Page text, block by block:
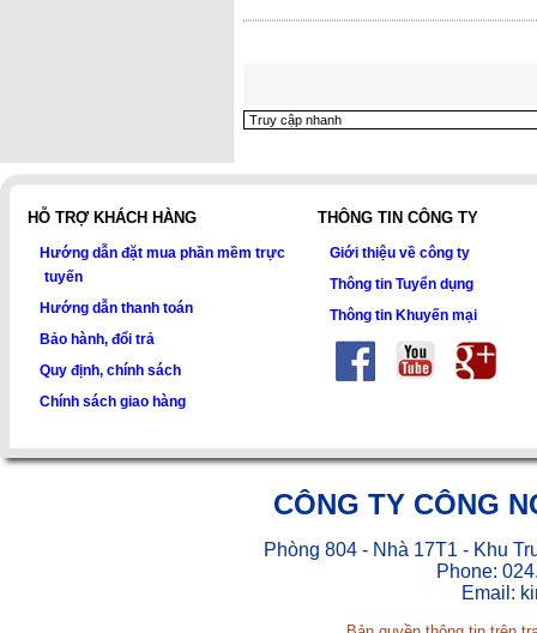
HỖ TRỢ KHÁCH HÀNG
Hướng dẫn đặt mua phần mềm trực
tuyến
Hướng dẫn thanh toán
Bảo hành, đổi trả
Quy định, chính sách
Chính sách giao hàng
THÔNG TIN CÔNG TY
Giới thiệu về công ty
Thông tin Tuyển dụng
Thông tin Khuyến mại
CÔNG TY CÔNG
Phòng 804 - Nhà 17T1 - Khu
Phone:
Email: